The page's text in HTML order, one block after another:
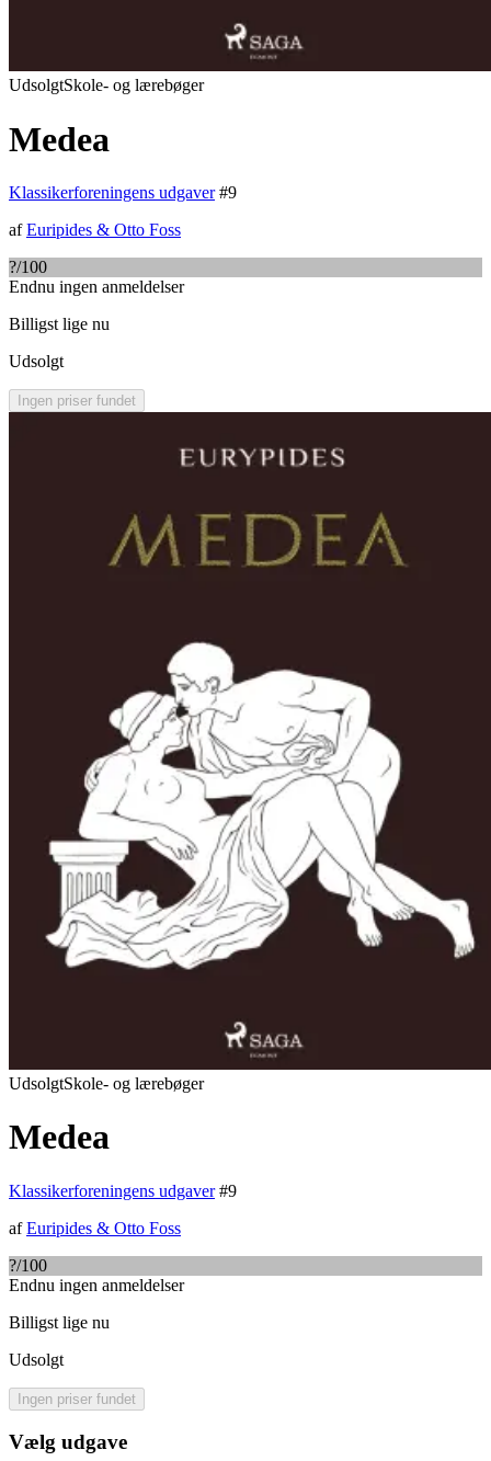
UdsolgtSkole- og lærebøger
Medea
Klassikerforeningens udgaver #9
afEuripides & Otto Foss
?/100
Endnu ingen anmeldelser
Billigst lige nu
Udsolgt
Ingen priser fundet
UdsolgtSkole- og lærebøger
Medea
Klassikerforeningens udgaver #9
afEuripides & Otto Foss
?/100
Endnu ingen anmeldelser
Billigst lige nu
Udsolgt
Ingen priser fundet
Vælg udgave